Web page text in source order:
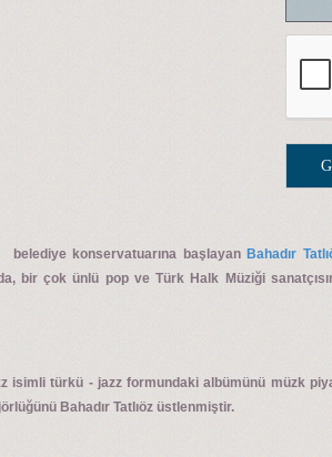
belediye konservatuarına başlayan Bahadır
bir çok ünlü pop ve Türk Halk Müziği
isimli türkü - jazz formundaki albümünü müzk
Bahadır Tatlıöz üstlenmiştir.